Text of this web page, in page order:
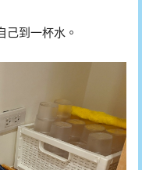
己到一杯水。